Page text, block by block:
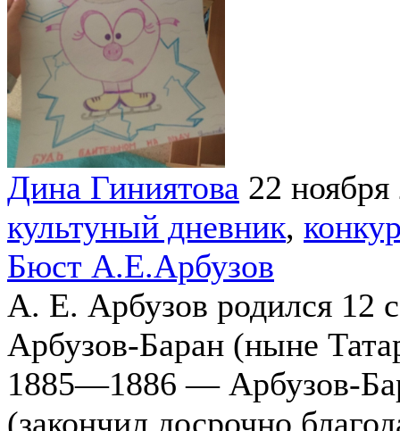
Дина Гиниятова 22 ноября
культуный дневник,
Бюст А.Е.Арбузов
А. Е. Арбузов родился 12
Арбузов-Баран (ныне
1885—1886 — Арбузов-
(закончил досрочно